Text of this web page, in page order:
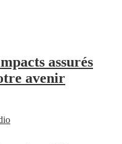
assurés
avenir